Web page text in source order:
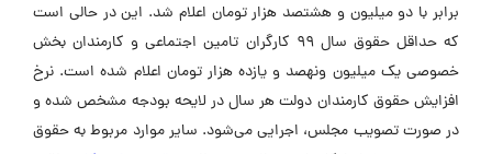
برابر با دو میلیون و هشتصد هزار تومان اعلام شد. این در حالی است
که حداقل حقوق سال ۹۹ کارگران تامین اجتماعی و کارمندان بخش
خصوصی یک میلیون ونهصد و یازده هزار تومان اعلام شده است. نرخ
افزایش حقوق کارمندان دولت هر سال در لایحه بودجه مشخص شده و
در صورت تصویب مجلس، اجرایی می‌شود. سایر موارد مربوط به حقوق